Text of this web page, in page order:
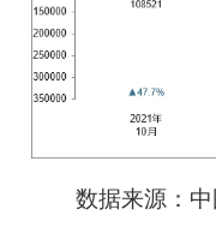
数据来源：